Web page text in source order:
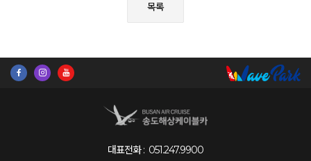
목록
대표전화 : 051.247.9900